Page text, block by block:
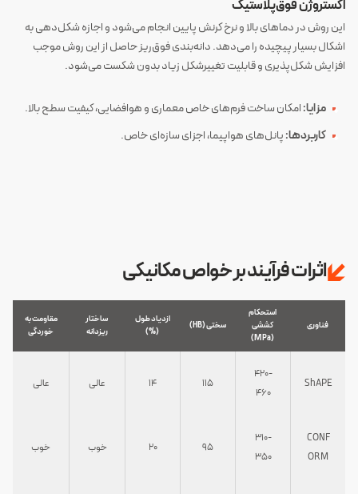
اکستروژن فوق‌پلاستیک
این روش در دماهای بالا و نرخ کرنش پایین انجام می‌شود و اجازه شکل‌دهی به
اشکال بسیار پیچیده را می‌دهد. دانه‌بندی فوق‌ریز حاصل از این روش موجب
افزایش شکل‌پذیری و قابلیت تغییرشکل زیاد بدون شکست می‌شود.
مزایا:امکان ساخت فرم‌های خاص معماری و هوافضایی، کیفیت سطح بالا.
کاربردها:پانل‌های هواپیما، اجزای سازه‌ای خاص.
اثرات فرآیند بر خواص مکانیکی
فناوری
استحکام
کششی
(MPa)
سختی (HB)
ازدیاد طول
(%)
ساختار
ریزدانه
مقاومت به
خوردگی
ShAPE
420-
460
115
14 عالی عالی
CONF
ORM
310-
350
95
20 خوب خوب